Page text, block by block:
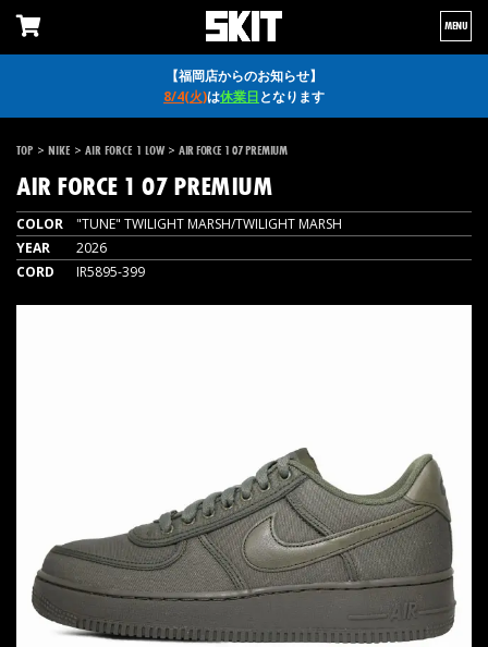
【福岡店からのお知らせ】
8/4(火)は休業日となります
MENU
TOP > NIKE > AIR FORCE 1 LOW > AIR FORCE 1 07 PREMIUM
AIR FORCE 1 07 PREMIUM
COLOR
"TUNE" TWILIGHT MARSH/TWILIGHT MARSH
YEAR
2026
CORD
IR5895-399